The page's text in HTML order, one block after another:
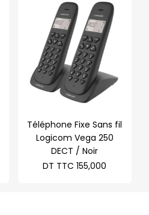
Téléphone Fixe Sans fil
Logicom Vega 250
DECT / Noir
DT TTC 155,000